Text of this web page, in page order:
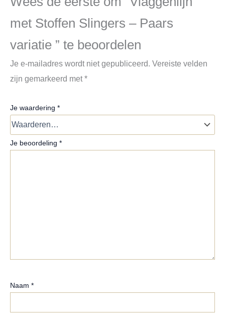
met Stoffen Slingers – Paars
variatie ” te beoordelen
Je e-mailadres wordt niet gepubliceerd. Vereiste velden
zijn gemarkeerd met*
Je waardering *
Je beoordeling *
Naam *